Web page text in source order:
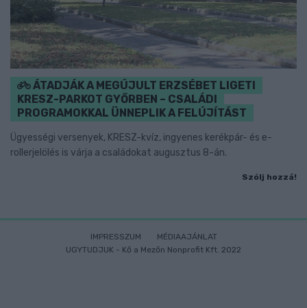
ÁTADJÁK A MEGÚJULT ERZSÉBET LIGETI
KRESZ-PARKOT GYŐRBEN – CSALÁDI
PROGRAMOKKAL ÜNNEPLIK A FELÚJÍTÁST
Ügyességi versenyek, KRESZ-kvíz, ingyenes kerékpár- és e-
rollerjelölés is várja a családokat augusztus 8-án.
Szólj hozzá!
IMPRESSZUM
MÉDIAAJÁNLAT
UGYTUDJUK - Kő a Mezőn Nonprofit Kft. 2022